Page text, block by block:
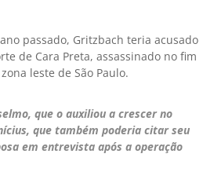
passado, Gritzbach teria acusado
de Cara Preta, assassinado no fim
leste de São Paulo.
que o auxiliou a crescer no
que também poderia citar seu
em entrevista após a operação